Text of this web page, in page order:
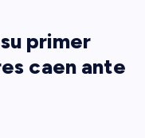
primer
caen ante